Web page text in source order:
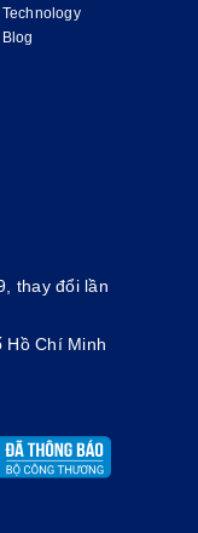
thay đổi lần
Hồ Chí Minh